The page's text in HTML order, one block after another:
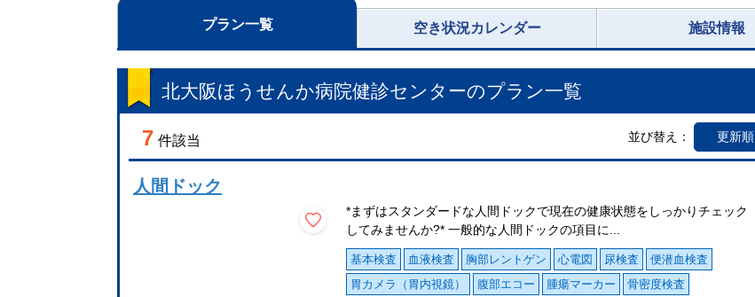
プラン一覧 空き状況カレンダー 施設情報
北大阪ほうせんか病院健診センターのプラン一覧
7 件該当 並び替え： 更新順
人間ドック
*まずはスタンダードな人間ドックで現在の健康状態をしっかりチェック
してみませんか?* 一般的な人間ドックの項目に...
基本検査 血液検査 胸部レントゲン 心電図 尿検査
便潜血検査
胃カメラ（胃内視鏡）
腹部エコー 腫瘍マーカー 骨密度検査